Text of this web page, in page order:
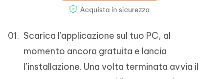
Scarica l’applicazione sul tuo PC, al
momento ancora gratuita e lancia
l’installazione. Una volta terminata avvia il